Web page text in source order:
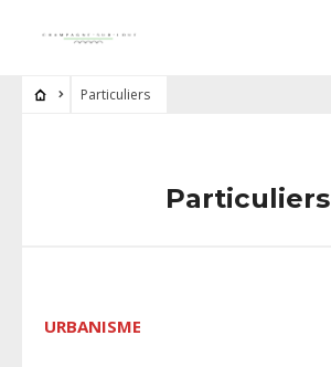
Particuliers
Particuliers
URBANISME